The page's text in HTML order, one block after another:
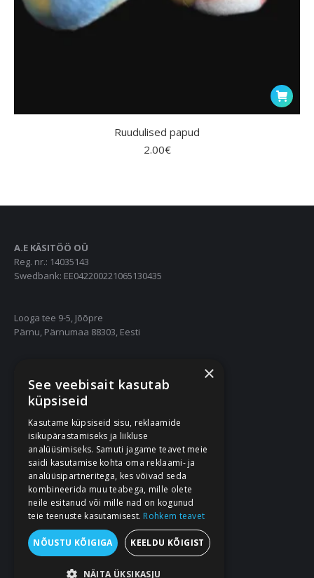
Ruudulised papud
2.00€
A.E KÄSITÖÖ OÜ
Reg. nr.: 14035143
Swedbank: EE042200221065130435
Looga tee 9-5, Jõõpre
Pärnu, Pärnumaa 88303, Eesti
info@nukuriided.ee
Müügitingimused
Privaatsustingimused
×
See veebisait kasutab
küpsiseid
Kasutame küpsiseid sisu, reklaamide
isikupärastamiseks ja liikluse
analüüsimiseks. Samuti jagame teavet meie
saidi kasutamise kohta oma reklaami- ja
analüüsipartneritega, kes võivad seda
kombineerida muu teabega, mille olete
neile esitanud või mille nad on kogunud
teie teenuste kasutamisest. Rohkem teavet
NÕUSTU KÕIGIGA KEELDU KÕIGIST
NÄITA ÜKSIKASJU